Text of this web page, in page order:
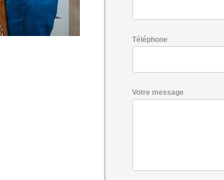
Téléphone
Votre message